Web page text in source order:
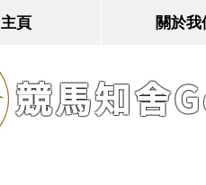
主頁 關於我
競馬知舍